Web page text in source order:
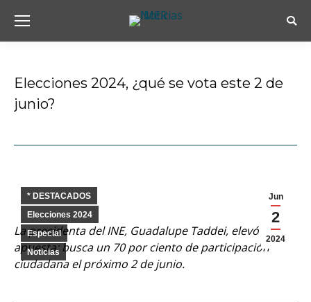
Elecciones 2024, ¿qué se vota este 2 de
junio?
Jun
2
2024
* DESTACADOS
Elecciones 2024
Especial
Noticias
La presidenta del INE, Guadalupe Taddei, elevó la
apuesta: busca un 70 por ciento de participación
ciudadana el próximo 2 de junio.